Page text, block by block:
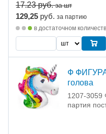
17.23руб. за шт
129,25 руб. за партию
в достаточном
Ф
голова
1207-3059
партия